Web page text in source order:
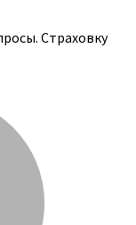
Страховку